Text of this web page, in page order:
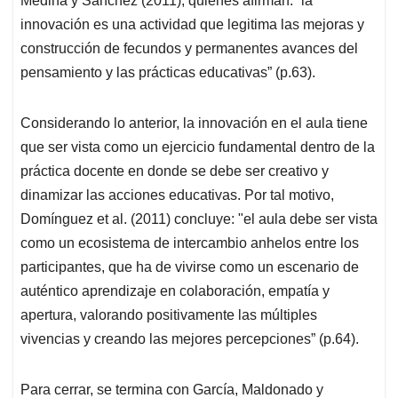
innovación es una actividad que legitima las mejoras y
construcción de fecundos y permanentes avances del
pensamiento y las prácticas educativas” (p.63).
Considerando lo anterior, la innovación en el aula tiene
que ser vista como un ejercicio fundamental dentro de la
práctica docente en donde se debe ser creativo y
dinamizar las acciones educativas. Por tal motivo,
Domínguez et al. (2011) concluye: "el aula debe ser vista
como un ecosistema de intercambio anhelos entre los
participantes, que ha de vivirse como un escenario de
auténtico aprendizaje en colaboración, empatía y
apertura, valorando positivamente las múltiples
vivencias y creando las mejores percepciones” (p.64).
Para cerrar, se termina con García, Maldonado y